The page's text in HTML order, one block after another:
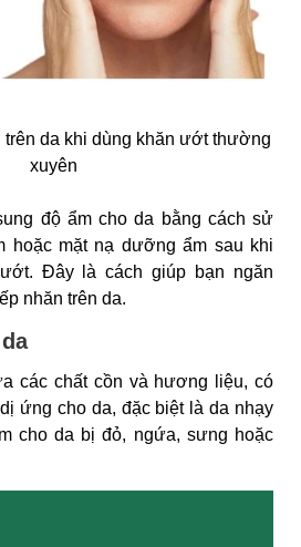
trên da khi dùng khăn ướt thường
xuyên
độ ẩm cho da bằng cách sử
hoặc mặt nạ dưỡng ẩm sau khi
Đây là cách giúp bạn ngăn
nhăn trên da.
các chất cồn và hương liệu, có
ứng cho da, đặc biệt là da nhạy
cho da bị đỏ, ngứa, sưng hoặc